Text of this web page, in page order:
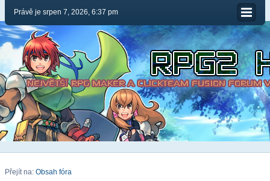
Právě je srpen 7, 2026, 6:37 pm
Přejít na: Obsah fóra